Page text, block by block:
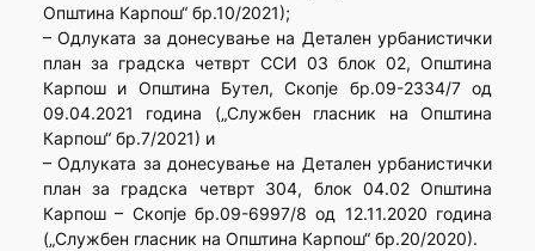
Општина Карпош“ бр.10/2021);
– Одлуката за донесување на Детален урбанистички
план за градска четврт ССИ 03 блок 02, Општина
Карпош и Општина Бутел, Скопје бр.09-2334/7 од
09.04.2021 година („Службен гласник на Општина
Карпош“ бр.7/2021) и
– Одлуката за донесување на Детален урбанистички
план за градска четврт 304, блок 04.02 Општина
Карпош – Скопје бр.09-6997/8 од 12.11.2020 година
(„Службен гласник на Општина Карпош“ бр.20/2020).